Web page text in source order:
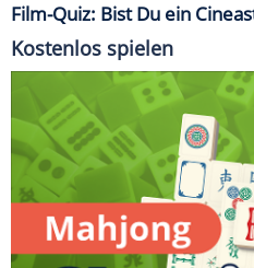
Film-Quiz: Bist Du ein
Kostenlos spielen